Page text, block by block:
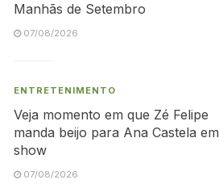
Manhãs de Setembro
07/08/2026
ENTRETENIMENTO
Veja momento em que Zé Felipe
manda beijo para Ana Castela em
show
07/08/2026